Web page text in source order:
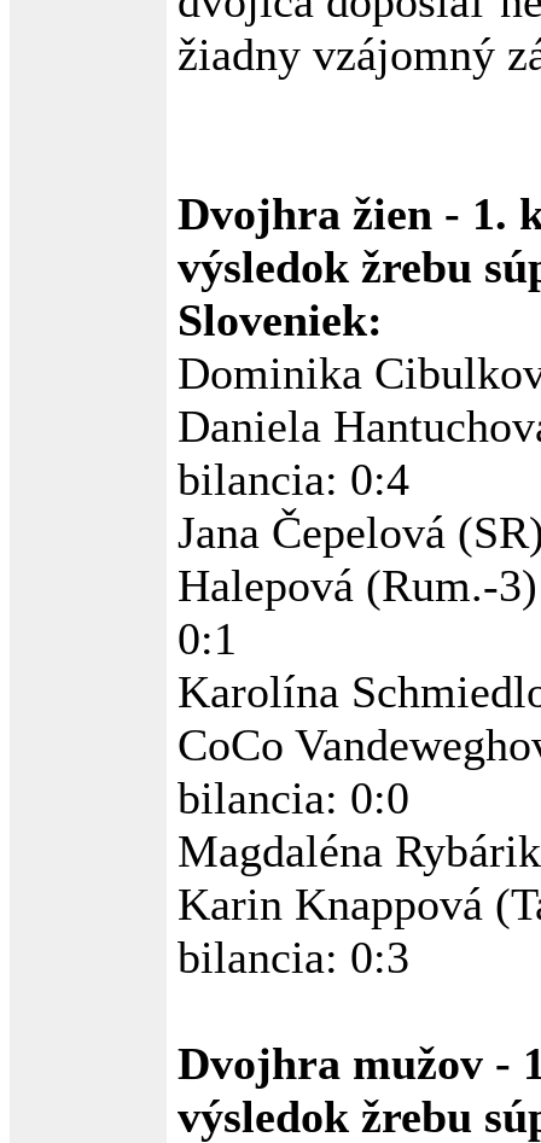
žiadny vzájomný
Dvojhra žien - 1.
výsledok žrebu
Sloveniek:
Dominika
Daniela
bilancia: 0:4
Jana Čepelová
Halepová (Rum.-
0:1
Karolína
CoCo
bilancia: 0:0
Magdaléna
Karin Knappová
bilancia: 0:3
Dvojhra mužov -
výsledok žrebu